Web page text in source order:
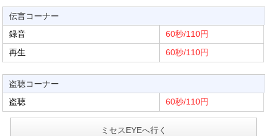
伝言コーナー
録音
60秒/110円
再生
60秒/110円
盗聴コーナー
盗聴
60秒/110円
ミセスEYEへ行く